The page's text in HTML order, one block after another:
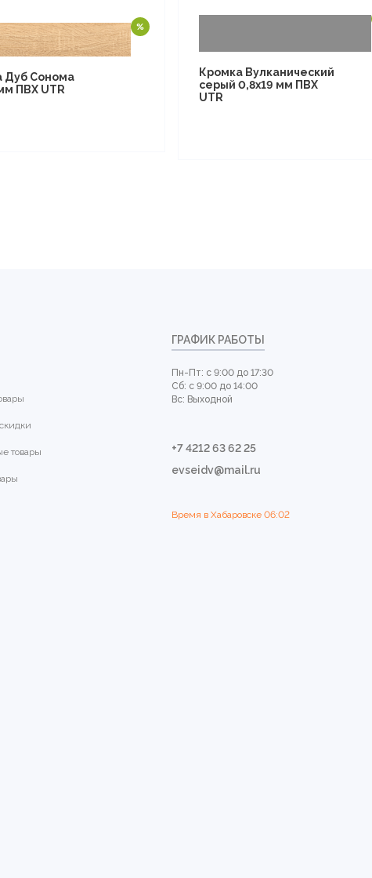
Дуб Сонома
ПВХ UTR
Кромка Вулканический
серый 0,8х19 мм ПВХ
UTR
товары
ГРАФИК РАБОТЫ
Пн-Пт: с 9:00 до 17:30
Сб: с 9:00 до 14:00
Вс: Выходной
+7 4212 63 62 25
evseidv@mail.ru
Время в Хабаровске 06:02